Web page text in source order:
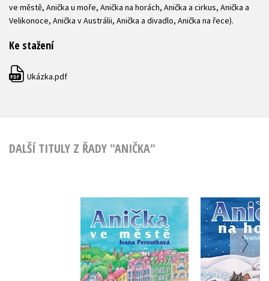
ve městě, Anička u moře, Anička na horách, Anička a cirkus, Anička a
Velikonoce, Anička v Austrálii, Anička a divadlo, Anička na řece).
Ke stažení
PDF Ukázka.pdf
DALŠÍ TITULY Z ŘADY "ANIČKA"
Anička ve městě
Ivana Peroutková
Anička
Ivana